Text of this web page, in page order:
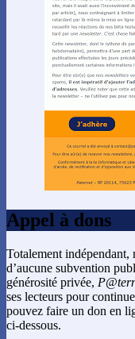
Appel à dons
Totalement indépendant,
d’aucune subvention
générosité privée,
ses lecteurs pour
pouvez faire un don en
ci-dessous.